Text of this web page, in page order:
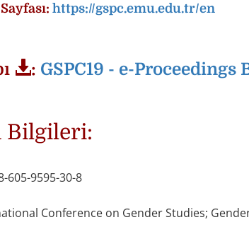
https://gspc.emu.edu.tr/en
: GSPC19 - e-
Bilgileri:
605-9595-30-8
Conference on Gender Studies;